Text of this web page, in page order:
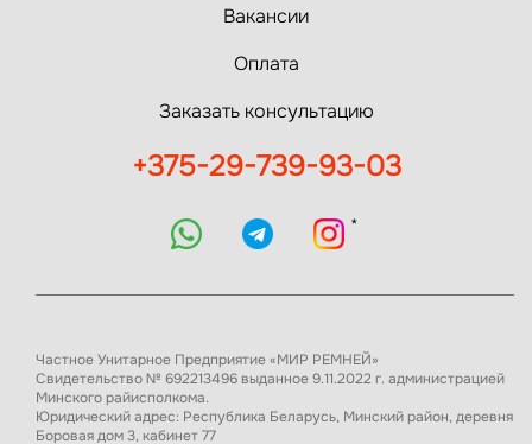
Вакансии
Оплата
Заказать консультацию
+375-29-739-93-03
*
Частное Унитарное Предприятие «МИР РЕМНЕЙ»
Свидетельство № 692213496 выданное 9.11.2022 г. администрацией
Минского райисполкома.
Юридический адрес: Республика Беларусь, Минский район, деревня
Боровая дом 3, кабинет 77